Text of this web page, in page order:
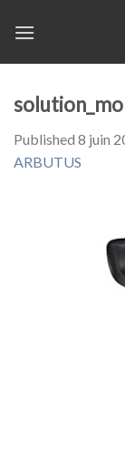
Published 8 juin
ARBUTUS